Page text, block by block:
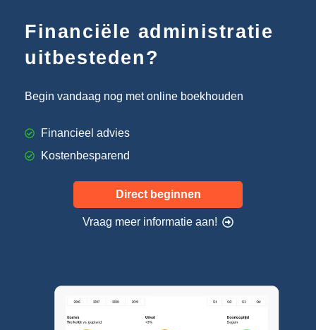
Financiële administratie
uitbesteden?
Begin vandaag nog met online boekhouden
Financieel advies
Kostenbesparend
Direct beginnen
Vraag meer informatie aan!